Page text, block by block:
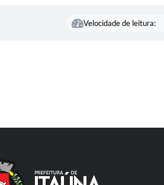
Velocidade de leitura: